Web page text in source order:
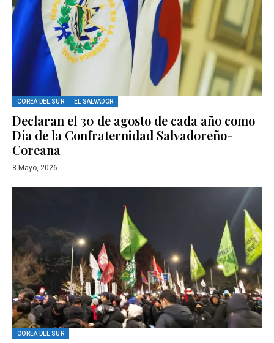
COREA DEL SUR EL SALVADOR
Declaran el 30 de agosto de cada año como
Día de la Confraternidad Salvadoreño-
Coreana
8 Mayo, 2026
COREA DEL SUR